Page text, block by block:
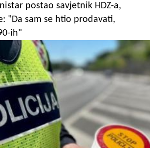
postao savjetnik HDZ-a,
"Da sam se htio prodavati,
ih"